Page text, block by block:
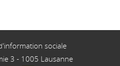
sociale
3 - 1005 Lausanne